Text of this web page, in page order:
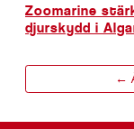
Zoomarine
djurskydd i
←